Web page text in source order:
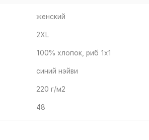
женский
2XL
100% хлопок, риб 1x1
синий нэйви
220 г/м2
48